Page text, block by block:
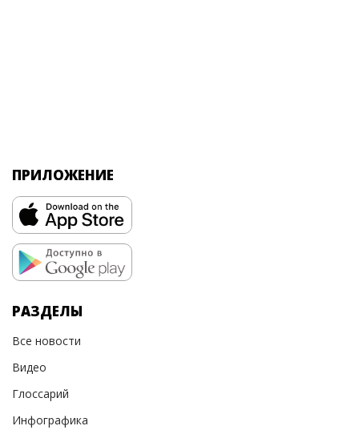
ПРИЛОЖЕНИЕ
РАЗДЕЛЫ
Все новости
Видео
Глоссарий
Инфографика